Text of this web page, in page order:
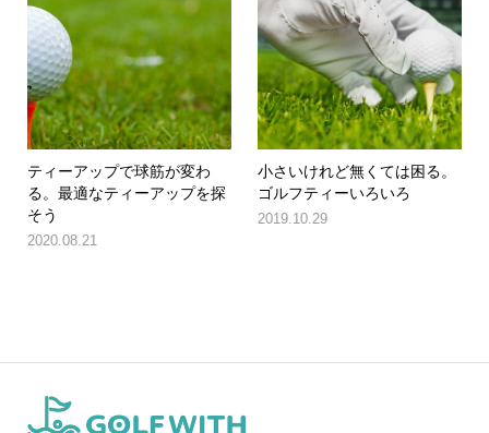
ティーアップで球筋が変わ
る。最適なティーアップを探
そう
2020.08.21
小さいけれど無くては困る。
ゴルフティーいろいろ
2019.10.29